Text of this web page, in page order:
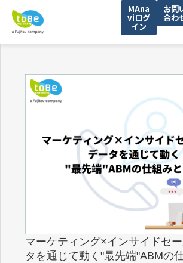
MAna
viログ
イン
お問
合わ
サービス一覧
サービス資料一覧
解決できる課題
導入事例
セミナー
ブログ
資料ダウンロード一覧（
マーケティング×インサイドセ
タを通じて動く"最先端"ABMの